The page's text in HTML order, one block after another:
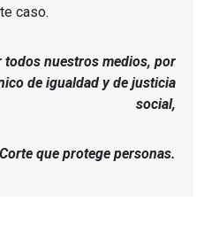
caso.
todos nuestros medios, por
de igualdad y de justicia
social,
que protege personas.